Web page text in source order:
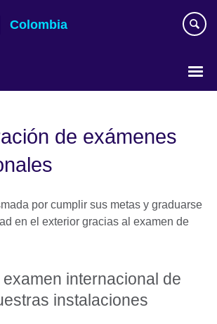
Colombia
de exámenes
internacional de
instalaciones